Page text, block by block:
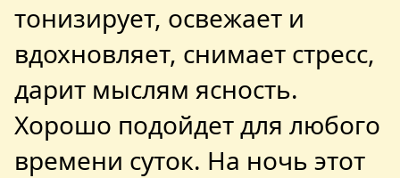
тонизирует, освежает и
вдохновляет, снимает стресс,
дарит мыслям ясность.
Хорошо подойдет для любого
времени суток. На ночь этот